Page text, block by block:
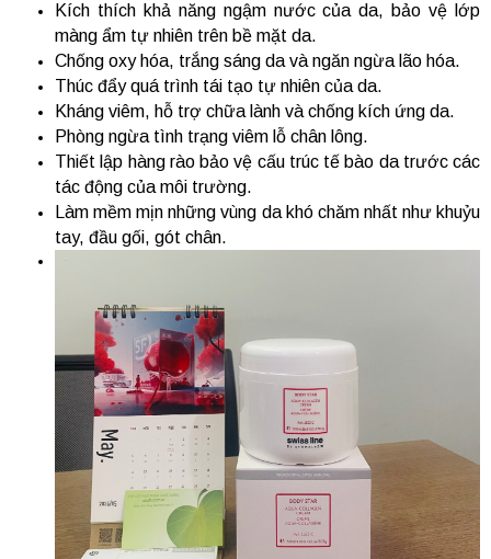
Kích thích khả năng ngậm nước của da, bảo vệ lớp
màng ẩm tự nhiên trên bề mặt da.
Chống oxy hóa, trắng sáng da và ngăn ngừa lão hóa.
Thúc đẩy quá trình tái tạo tự nhiên của da.
Kháng viêm, hỗ trợ chữa lành và chống kích ứng da.
Phòng ngừa tình trạng viêm lỗ chân lông.
Thiết lập hàng rào bảo vệ cấu trúc tế bào da trước các
tác động của môi trường.
Làm mềm mịn những vùng da khó chăm nhất như khuỷu
tay, đầu gối, gót chân.